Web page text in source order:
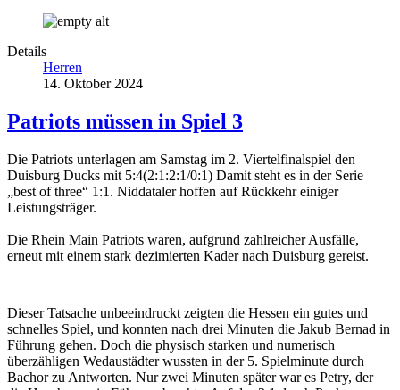
Details
Herren
14. Oktober 2024
Patriots müssen in Spiel 3
Die Patriots unterlagen am Samstag im 2. Viertelfinalspiel den
Duisburg Ducks mit 5:4(2:1:2:1/0:1) Damit steht es in der Serie
„best of three“ 1:1. Niddataler hoffen auf Rückkehr einiger
Leistungsträger.
Die Rhein Main Patriots waren, aufgrund zahlreicher Ausfälle,
erneut mit einem stark dezimierten Kader nach Duisburg gereist.
Dieser Tatsache unbeeindruckt zeigten die Hessen ein gutes und
schnelles Spiel, und konnten nach drei Minuten die Jakub Bernad in
Führung gehen. Doch die physisch starken und numerisch
überzähligen Wedaustädter wussten in der 5. Spielminute durch
Bachor zu Antworten. Nur zwei Minuten später war es Petry, der